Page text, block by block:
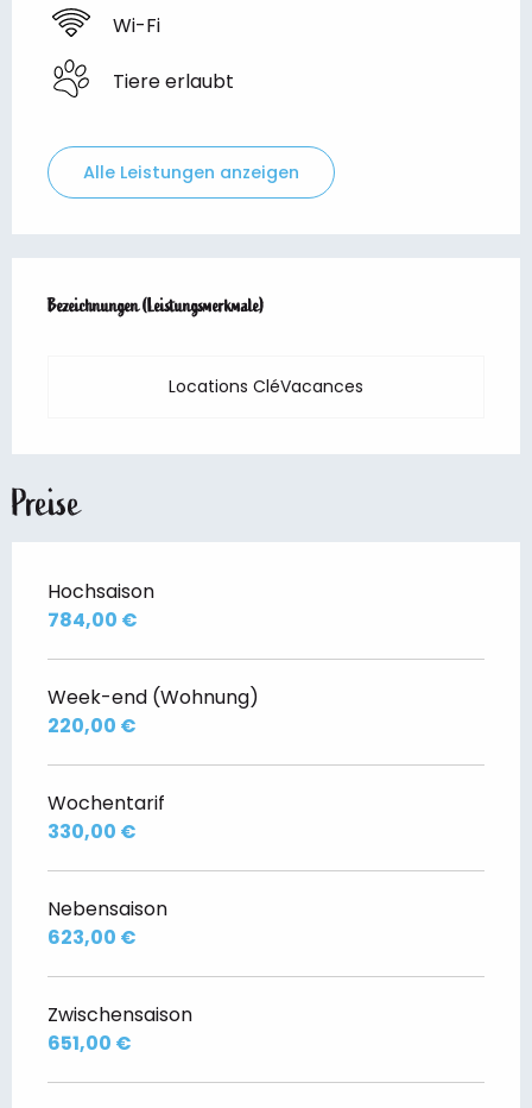
Wi-Fi
Tiere erlaubt
Alle Leistungen anzeigen
Bezeichnungen (Leistungsmerkmale)
Bezeichnungen (Leistungsmerkmale)
Locations CléVacances
Preise
Hochsaison
784,00 €
Week-end (Wohnung)
220,00 €
Wochentarif
330,00 €
Nebensaison
623,00 €
Zwischensaison
651,00 €